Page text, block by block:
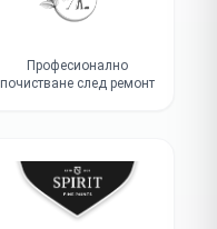
Професионално
почистване след ремонт